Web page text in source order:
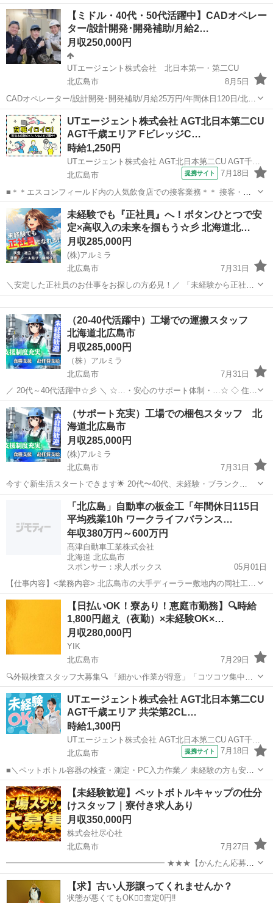
中！**未経験の方も歓迎です！ 〇●LINEからの応募が可能になりまし
た♪●〇 下記URLよりお友達登録をお願いします☆ URL: http...
北海道 北広島市 工場 未経験
【ミドル・40代・50代活躍中】CADオペレー
ター/設計開発･開発補助/月給2…
月収250,000円
UTエージェント株式会社 北日本第一・第二CU
北広島市
8月5日
CADオペレーター/設計開発･開発補助/月給25万円/年間休日120日/北広
島市(南郷18丁目駅)で日勤のお仕事 【応募先企業名】UTエージェント
株式会社 北日本第一・第二CU 【雇用形態】正社員【人材紹介】
【職種】その...
北海道 北広島市 CADオペレーター
UTエージェント株式会社 AGT北日本第二CU
AGT千歳エリア FビレッジC…
時給1,250円
UTエージェント株式会社 AGT北日本第二CU AGT千歳エリア FビレッジCF 《Adhd1C》
北広島市
提携サイト 7月18日
■＊＊エスコンフィールド内の人気飲食店での接客業務＊＊ 接客・商
品説明・レジ・品出し業務全般をお任せします！ 販売未経験の方でも
無理なくお仕事を覚えられるのが魅力的♪ ＜具体的には…＞ ◆お客様
への説明提供 ◆レジで...
北海道 北広島市 その他
未経験でも『正社員』へ！ボタンひとつで安
定×高収入の未来を掴もう☆彡 北海道北…
月収285,000円
(株)アルミラ
北広島市
7月31日
＼安定した正社員のお仕事をお探しの方必見！／ 「未経験から正社員
になれる？」 「すぐに働ける仕事が知りたい！」 「長期安定の職場で
働きたい！」 ⇒ そんなアナタにピッタリの正社員求人をご紹介！ ...
（20-40代活躍中）工場での運搬スタッフ
北海道北広島市
月収285,000円
（株）アルミラ
北広島市
7月31日
／ 20代～40代活躍中☆彡 ＼ ☆…・安心のサポート体制・…☆ ◇ 住ま
いの心配ゼロ！ ◇ • 個室1R完全無料！ • 即日入寮OK！など ◇ 所持金
ゼロでもスタートできる！ ...
北海道 北広島市 工場 未経験
（サポート充実）工場での梱包スタッフ 北
海道北広島市
月収285,000円
(株)アルミラ
北広島市
7月31日
今すぐ新生活スタートできます🌟 20代〜40代、未経験・ブランク
OK！ 〇●LINEからの応募が可能になりました♪●〇 下記URLよりお友
達登録をお願いします☆ URL: https://lin.ee...
北広島市 工場 未経験
「北広島」自動車の板金工「年間休日115日
平均残業10h ワークライフバランス…
年収380万円～600万円
髙津自動車工業株式会社
北海道 北広島市
スポンサー：求人ボックス
05月01日
【仕事内容】<業務内容> 北広島市の大手ディーラー敷地内の同社工場
にて、正社員として働いていただく板金工を募集します。 同社では、
小破、中破、大破全ての事故車修理を扱います。 また、板金塗装はま
とめて1つの役割とされ、同部門が板金...
正社員
【日払いOK！寮あり！恵庭市勤務】🔍時給
1,800円超え（夜勤）×未経験OK×…
月収280,000円
YIK
北広島市
7月29日
🔍外観検査スタッフ大募集🔍 「細かい作業が得意」「コツコツ集中し
て働きたい」そんな方にぴったりのお仕事です😊 ✅お仕事内容 顕微
鏡を用いた外観検査業務をお任せします🔍 製品に不具合や傷がない
か、細部までしっか...
北海道 北広島市 未経験
UTエージェント株式会社 AGT北日本第二CU
AGT千歳エリア 共栄第2CL…
時給1,300円
UTエージェント株式会社 AGT北日本第二CU AGT千歳エリア 共栄第2CL 《Aapt1C》
北広島市
提携サイト 7月18日
■＼ペットボトル容器の検査・測定・PC入力作業／ 未経験の方も安心
して始められる軽作業♪ ＜具体的には…＞ ◆製品の外観検査 ◆ノギス
や測定器を使用した測定 ◆PCへの検査結果入力 ☆ノギスとは…対象
物を挟んだり当...
北海道 北広島市 倉庫管理
【未経験歓迎】ペットボトルキャップの仕分
けスタッフ｜寮付き求人あり
月収350,000円
株式会社尽心社
北広島市
7月27日
━━━━━━━━━━━━━━━━━━━━ ★★★【かんたん応募は
こちら】★★★ ━━━━━━━━━━━━━━━━━━━━ ▼▼ ま
ずはLINEを友だち追加 ▼▼ https://lin.ee/wSdk4Ka ...
北海道 北広島市 工場 未経験
【求】古い人形譲ってくれませんか？
状態が悪くてもOK🙆‍♀️査定0円‼️